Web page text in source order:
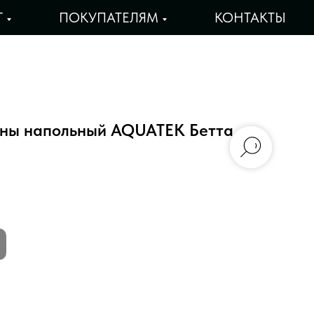
ПОКУПАТЕЛЯМ КОНТАКТЫ
напольный AQUATEK Бетта